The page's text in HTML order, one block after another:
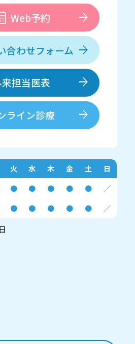
Web予約
合わせフォーム
担当医表
ライン診療
火 水 木 金 土
日
● ● ● ● ●
／
● ● ● ● ● ／